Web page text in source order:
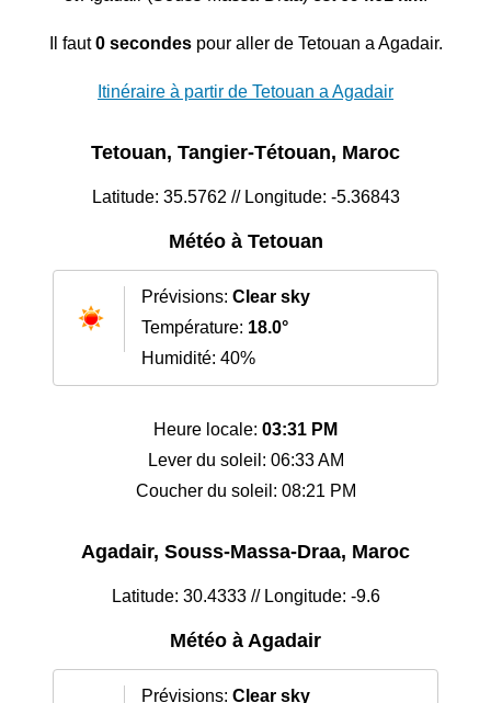
Il faut0 secondespour aller de Tetouan a Agadair.
Itinéraire à partir de Tetouan a Agadair
Tetouan, Tangier-Tétouan, Maroc
Latitude: 35.5762 // Longitude: -5.36843
Météo à Tetouan
Prévisions: Clear sky
Température: 18.0°
Humidité: 40%
Heure locale: 03:31 PM
Lever du soleil: 06:33 AM
Coucher du soleil: 08:21 PM
Agadair, Souss-Massa-Draa, Maroc
Latitude: 30.4333 // Longitude: -9.6
Météo à Agadair
Prévisions: Clear sky